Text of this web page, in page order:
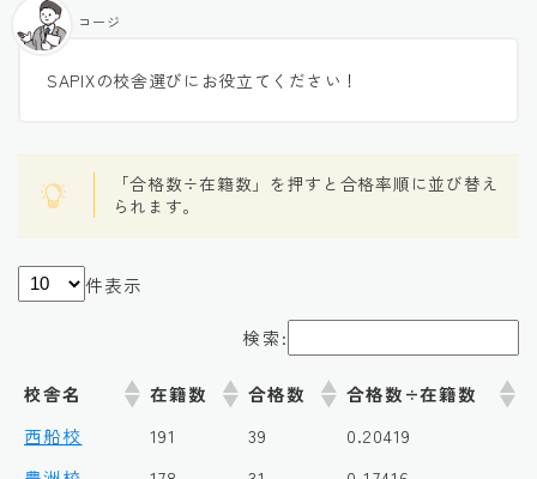
SAPIXの校舎選びにお役立てください！
コージ
「合格数÷在籍数」を押すと合格率順に並び替え
られます。
件表示
検索:
校舎名 在籍数 合格数
合格数÷在籍数
西船校
191 39
0.20419